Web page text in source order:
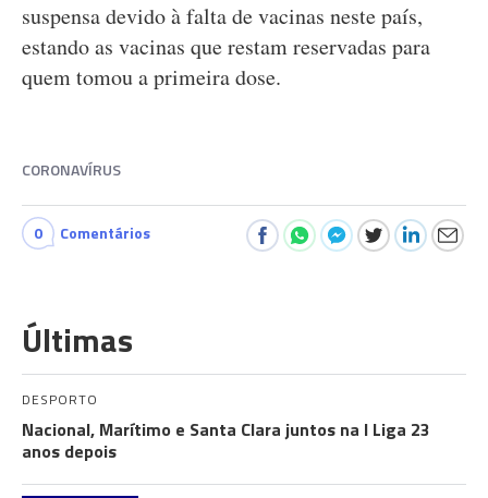
suspensa devido à falta de vacinas neste país,
estando as vacinas que restam reservadas para
quem tomou a primeira dose.
CORONAVÍRUS
0 Comentários
Últimas
DESPORTO
Nacional, Marítimo e Santa Clara juntos na I Liga 23
anos depois